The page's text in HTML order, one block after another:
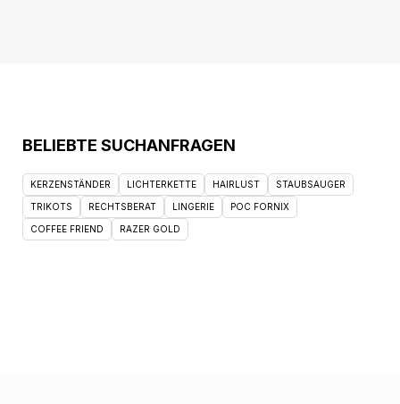
BELIEBTE SUCHANFRAGEN
KERZENSTÄNDER LICHTERKETTE HAIRLUST STAUBSAUGER
TRIKOTS RECHTSBERAT LINGERIE POC FORNIX
COFFEE FRIEND RAZER GOLD